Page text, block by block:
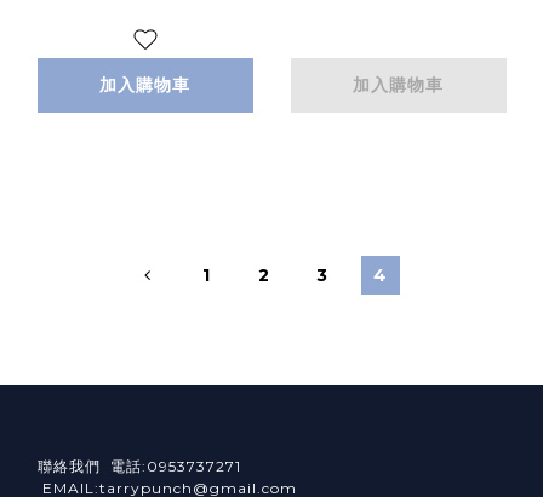
加入購物車 加入購物車
1 2 3 4
聯絡我們 電話:0953737271
EMAIL:tarrypunch@gmail.com